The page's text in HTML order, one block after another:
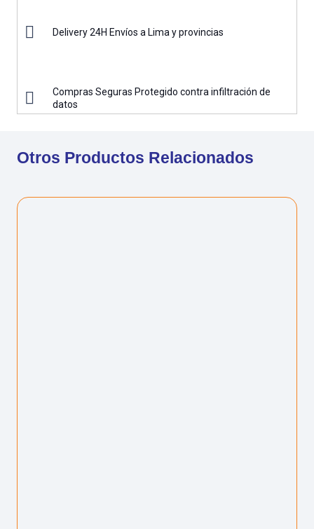
Delivery 24H Envíos a Lima y provincias
Compras Seguras Protegido contra infiltración de
datos
Otros Productos Relacionados